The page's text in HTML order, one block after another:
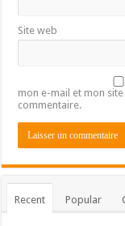
Site web
mon e-mail et mon
commentaire.
Recent Popular